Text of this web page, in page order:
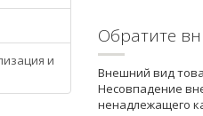
Обратите
Внешний вид
Несовпадение
ненадлежащего
и